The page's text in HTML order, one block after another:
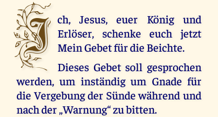
I ch, Jesus, euer König und
Erlöser, schenke euch jetzt
Mein Gebet für die Beichte.
Dieses Gebet soll gesprochen
werden, um inständig um Gnade für
die Vergebung der Sünde während und
nach der „Warnung“ zu bitten.